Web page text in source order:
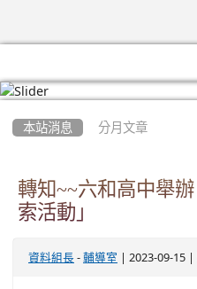
本站消息 分月文章
轉知~~六和高中舉
索活動」
資料組長 - 輔導室 | 2023-09-15